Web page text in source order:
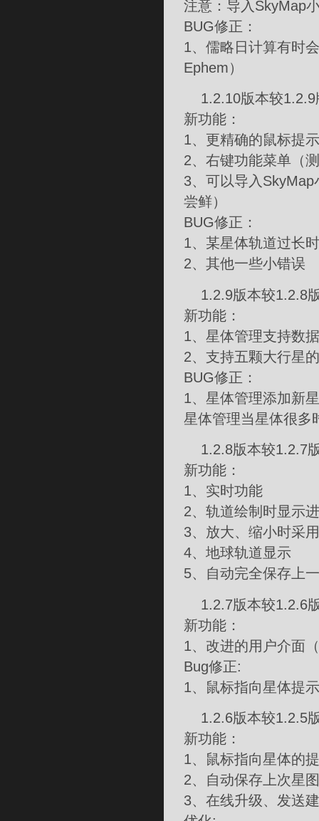
注意：导入SkyMap
BUG修正：
1、儒略日计算有时
Ephem）
1.2.10版本较1.2.9
新功能：
1、更精确的鼠标提示
2、右键功能菜单（
3、可以导入
尝鲜）
BUG修正：
1、某星体轨道过长
2、其他一些小错误
1.2.9版本较1.2.8
新功能：
1、星体管理支持数
2、支持五颗大行星
BUG修正：
1、星体管理添加新
星体管理当星体很多
1.2.8版本较1.2.7
新功能：
1、实时功能
2、轨道绘制时显示
3、放大、缩小时采
4、地球轨道显示
5、自动完全保存上
1.2.7版本较1.2.6
新功能：
1、改进的用户介面
Bug修正:
1、鼠标指向星体提
1.2.6版本较1.2.5
新功能：
1、鼠标指向星体的
2、自动保存上次星
3、在线升级、发送